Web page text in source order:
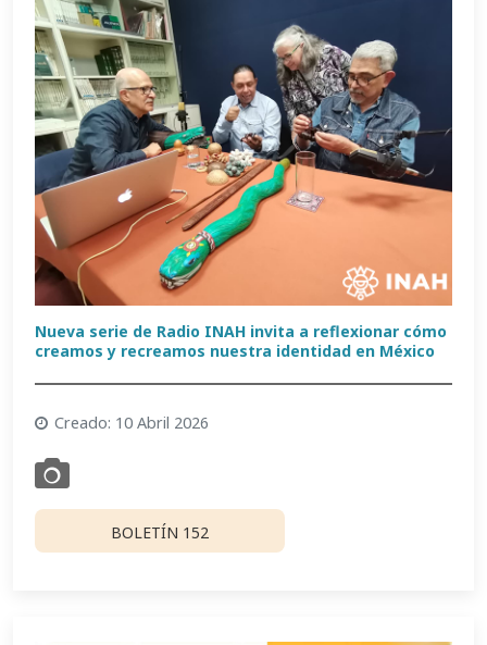
Nueva serie de Radio INAH invita a reflexionar cómo
creamos y recreamos nuestra identidad en México
Creado: 10 Abril 2026
BOLETÍN 152